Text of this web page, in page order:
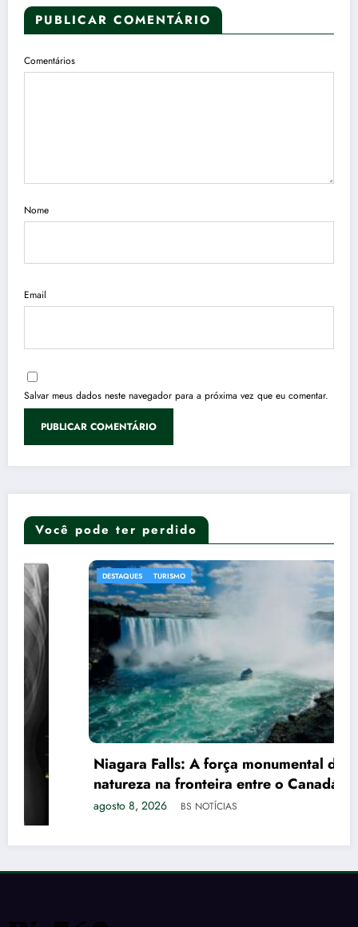
PUBLICAR COMENTÁRIO
Comentários
Nome
Email
Salvar meus dados neste navegador para a próxima vez que eu comentar.
Você pode ter perdido
DESTAQUES TURISMO
Niagara Falls: A força monumental da
natureza na fronteira entre o Canadá e os
agosto 8, 2026 BS NOTÍCIAS